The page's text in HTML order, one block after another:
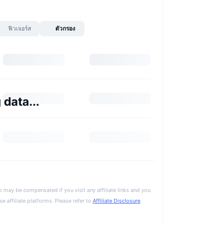
ฟิวเจอร์ส ตัวกรอง
data...
be compensated if you visit any affiliate links and you
affiliate platforms. Please refer to Affiliate Disclosure.